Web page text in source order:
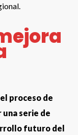
el proceso de
serie de
futuro del